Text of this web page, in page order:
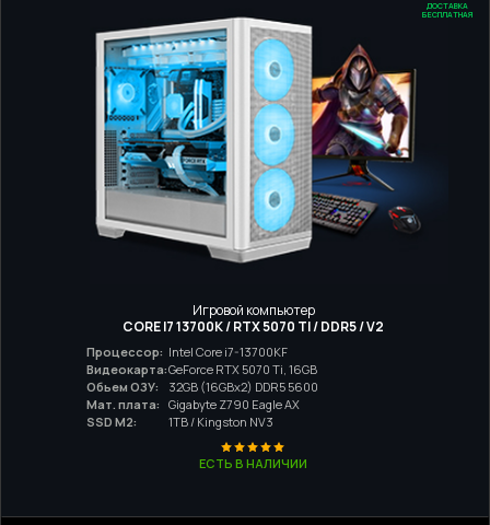
ДОСТАВКА
БЕСПЛАТНАЯ
Игровой компьютер
CORE I7 13700K / RTX 5070 TI / DDR5 / V2
Процессор: Intel Core i7-13700KF
Видеокарта:GeForce RTX 5070 Ti, 16GB
Обьем ОЗУ:
32GB (16GBx2) DDR5 5600
Мат. плата:
Gigabyte Z790 Eagle AX
SSD M2:
1TB / Kingston NV3
ЕСТЬ В НАЛИЧИИ